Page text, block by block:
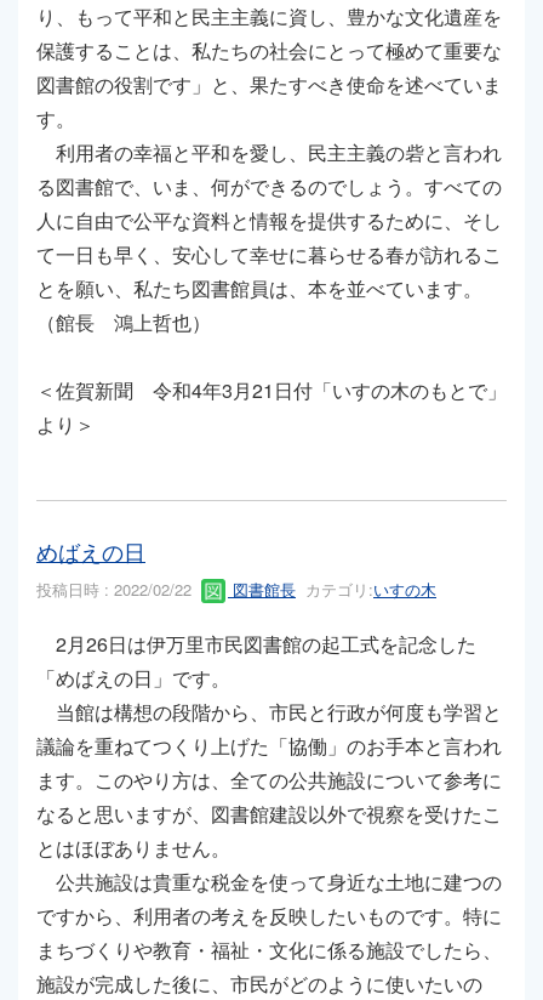
り、もって平和と民主主義に資し、豊かな文化遺産を
保護することは、私たちの社会にとって極めて重要な
図書館の役割です」と、果たすべき使命を述べていま
す。
利用者の幸福と平和を愛し、民主主義の砦と言われ
る図書館で、いま、何ができるのでしょう。すべての
人に自由で公平な資料と情報を提供するために、そし
て一日も早く、安心して幸せに暮らせる春が訪れるこ
とを願い、私たち図書館員は、本を並べています。
（館長 鴻上哲也）
＜佐賀新聞 令和4年3月21日付「いすの木のもとで」
より＞
めばえの日
投稿日時 : 2022/02/22 図書館長 カテゴリ:いすの木
2月26日は伊万里市民図書館の起工式を記念した
「めばえの日」です。
当館は構想の段階から、市民と行政が何度も学習と
議論を重ねてつくり上げた「協働」のお手本と言われ
ます。このやり方は、全ての公共施設について参考に
なると思いますが、図書館建設以外で視察を受けたこ
とはほぼありません。
公共施設は貴重な税金を使って身近な土地に建つの
ですから、利用者の考えを反映したいものです。特に
まちづくりや教育・福祉・文化に係る施設でしたら、
施設が完成した後に、市民がどのように使いたいの